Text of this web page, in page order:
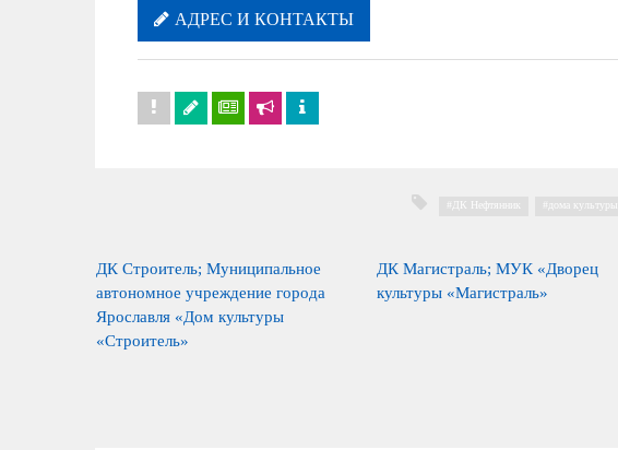
АДРЕС И КОНТАКТЫ
ДК Нефтянник дома культуры
ДК Строитель; Муниципальное
автономное учреждение города
Ярославля «Дом культуры
«Строитель»
ДК Магистраль; МУК «Дворец
культуры «Магистраль»